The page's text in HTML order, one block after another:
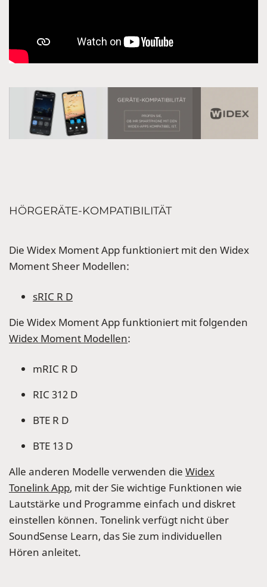
HÖRGERÄTE-KOMPATIBILITÄT
Die Widex Moment App funktioniert mit den Widex
Moment Sheer Modellen:
sRIC R D
Die Widex Moment App funktioniert mit folgenden
Widex Moment Modellen:
mRIC R D
RIC 312 D
BTE R D
BTE 13 D
Alle anderen Modelle verwenden die Widex
Tonelink App, mit der Sie wichtige Funktionen wie
Lautstärke und Programme einfach und diskret
einstellen können. Tonelink verfügt nicht über
SoundSense Learn, das Sie zum individuellen
Hören anleitet.